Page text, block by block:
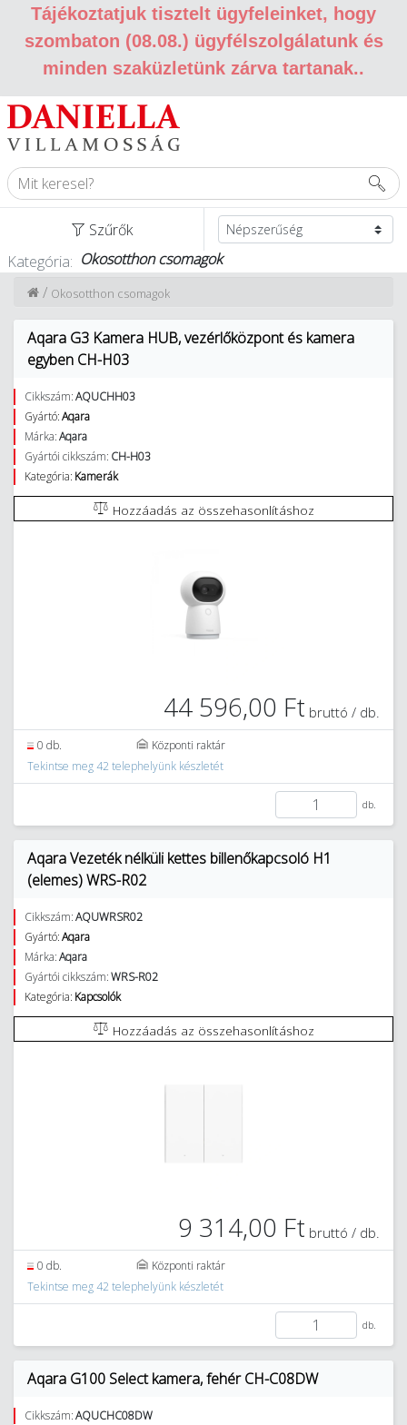
Tájékoztatjuk tisztelt ügyfeleinket, hogy
szombaton (08.08.) ügyfélszolgálatunk és
minden szaküzletünk zárva tartanak..
Szűrők
Kategória: Okosotthon csomagok
Okosotthon csomagok
/
Aqara G3 Kamera HUB, vezérlőközpont és kamera
egyben CH-H03
Cikkszám:AQUCHH03
Gyártó:Aqara
Márka:Aqara
Gyártói cikkszám: CH-H03
Kategória: Kamerák
Hozzáadás az összehasonlításhoz
44 596,00 Ft bruttó / db.
0 db.
Központi raktár
Tekintse meg 42 telephelyünk készletét
db.
Aqara Vezeték nélküli kettes billenőkapcsoló H1
(elemes) WRS-R02
Cikkszám:AQUWRSR02
Gyártó:Aqara
Márka:Aqara
Gyártói cikkszám:WRS-R02
Kategória: Kapcsolók
Hozzáadás az összehasonlításhoz
9 314,00 Ft bruttó / db.
0 db.
Központi raktár
Tekintse meg 42 telephelyünk készletét
db.
Aqara G100 Select kamera, fehér CH-C08DW
Cikkszám:AQUCHC08DW